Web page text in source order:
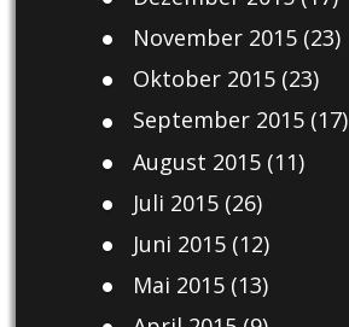
November 2015(23)
Oktober 2015(23)
September 2015(17)
August 2015(11)
Juli 2015(26)
Juni 2015(12)
Mai 2015(13)